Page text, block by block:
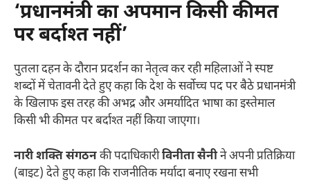
‘प्रधानमंत्री का अपमान किसी कीमत
पर बर्दाश्त नहीं’
पुतला दहन के दौरान प्रदर्शन का नेतृत्व कर रही महिलाओं ने स्पष्ट
शब्दों में चेतावनी देते हुए कहा कि देश के सर्वोच्च पद पर बैठे प्रधानमंत्री
के खिलाफ इस तरह की अभद्र और अमर्यादित भाषा का इस्तेमाल
किसी भी कीमत पर बर्दाश्त नहीं किया जाएगा।
नारी शक्ति संगठनकी पदाधिकारीविनीता सैनीने अपनी प्रतिक्रिया
(बाइट) देते हुए कहा कि राजनीतिक मर्यादा बनाए रखना सभी